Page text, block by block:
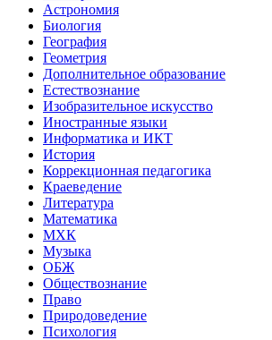
Астрономия
Биология
География
Геометрия
Дополнительное образование
Естествознание
Изобразительное искусство
Иностранные языки
Информатика и ИКТ
История
Коррекционная педагогика
Краеведение
Литература
Математика
МХК
Музыка
ОБЖ
Обществознание
Право
Природоведение
Психология